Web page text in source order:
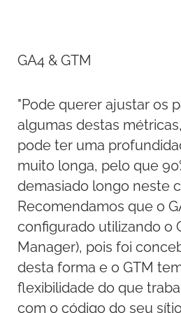
GA4 & GTM
"Pode querer ajustar os
algumas destas
pode ter uma
muito longa, pelo que
demasiado longo neste
Recomendamos que o
configurado utilizando o
Manager), pois foi
desta forma e o GTM
flexibilidade do que
com o código do seu